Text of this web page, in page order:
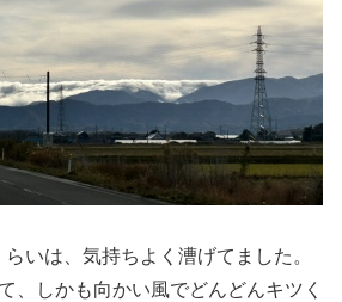
いは、気持ちよく漕げてました。
、しかも向かい風でどんどんキツく